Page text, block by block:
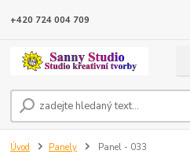
+420 724 004 709
Úvod Panely Panel - 033